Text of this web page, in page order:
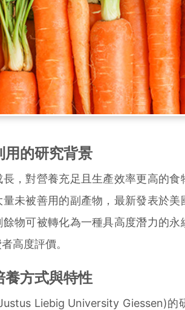
用的研究背景
對營養充足且生產效率更高的食
未被善用的副產物，最新發表於
物可被轉化為一種具高度潛力的
高度評價。
養方式與特性
Liebig University Giessen)的